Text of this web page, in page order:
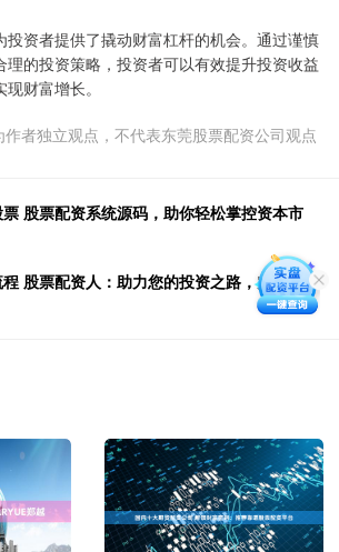
投资者提供了撬动财富杠杆的机会。通过谨慎
理的投资策略，投资者可以有效提升投资收益
财富增长。
作者独立观点，不代表东莞股票配资公司观点
股票配资系统源码，助你轻松掌控资本市
股票配资人：助力您的投资之路，实现财